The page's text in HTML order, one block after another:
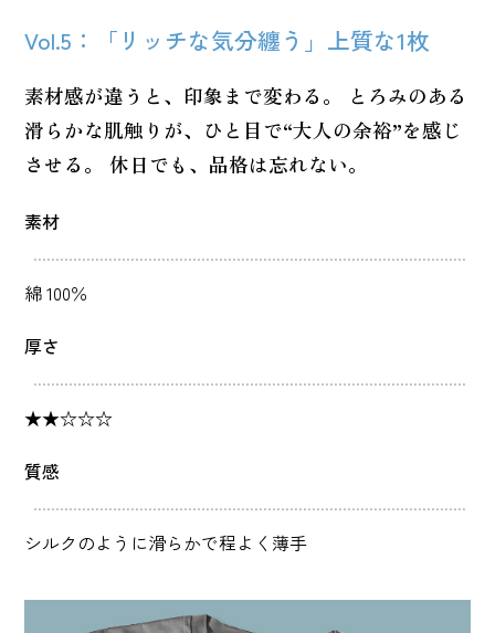
Vol.5：「リッチな気分纏う」上質な1枚
素材感が違うと、印象まで変わる。 とろみのある
滑らかな肌触りが、ひと目で“大人の余裕”を感じ
させる。 休日でも、品格は忘れない。
素材
綿 100％
厚さ
★★☆☆☆
質感
シルクのように滑らかで程よく薄手